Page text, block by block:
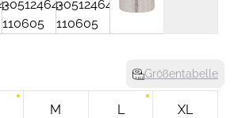
Größentabelle
M L XL